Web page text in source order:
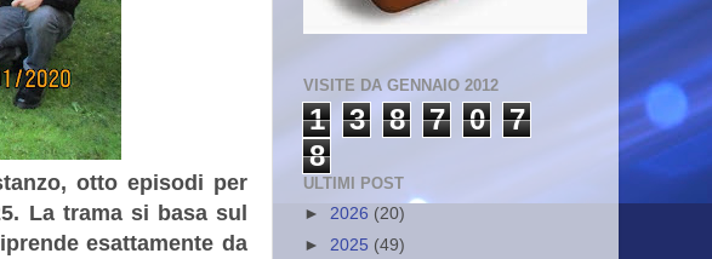
otto episodi per
La trama si basa sul
esattamente da
VISITE DA GENNAIO 2012
1 3 8 7 0
7
8
ULTIMI POST
► 2026 (20)
► 2025 (49)